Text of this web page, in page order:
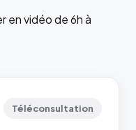
en vidéo de 6h à
Téléconsultation